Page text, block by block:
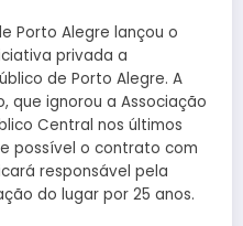
Porto Alegre lançou o
privada a
de Porto Alegre. A
que ignorou a Associação
Central nos últimos
possível o contrato com
responsável pela
do lugar por 25 anos.